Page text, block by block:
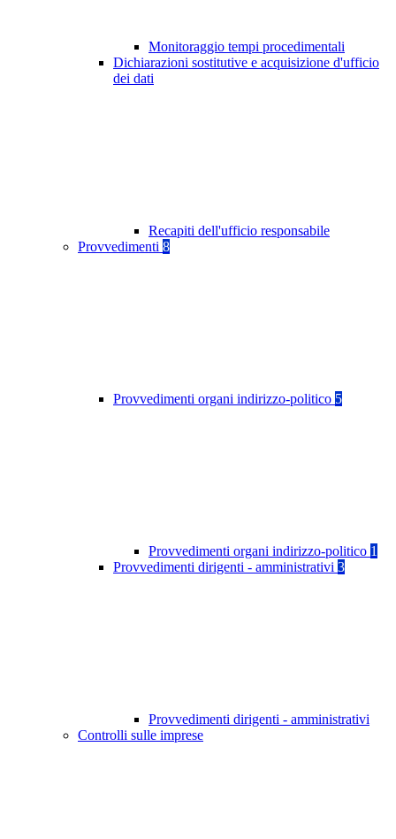
Monitoraggio tempi procedimentali
Dichiarazioni sostitutive e acquisizione d'ufficio
dei dati
Recapiti dell'ufficio responsabile
Provvedimenti 8
Provvedimenti organi indirizzo-politico 5
Provvedimenti organi indirizzo-politico 1
Provvedimenti dirigenti - amministrativi 3
Provvedimenti dirigenti - amministrativi
Controlli sulle imprese